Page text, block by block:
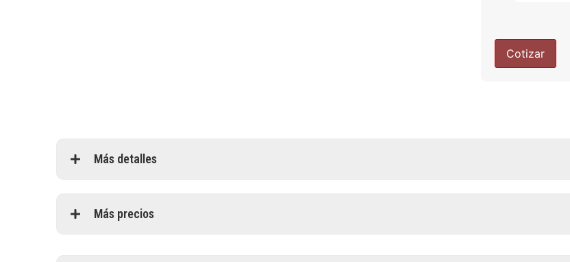
Cotizar
Más detalles
Más precios